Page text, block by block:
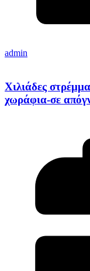
admin
Χιλιάδες
χωράφια-σε